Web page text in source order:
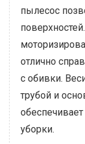
пылесос
отлично
с обивки.
трубой и
уборки.